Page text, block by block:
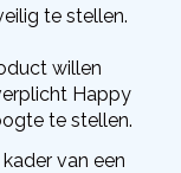
te stellen.
willen
Happy
te stellen.
van een